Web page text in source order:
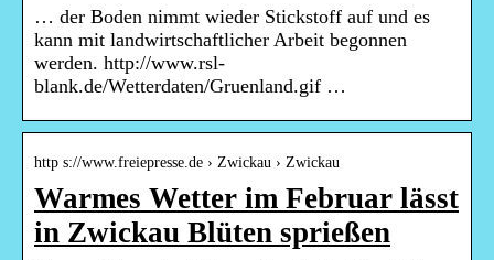
… der Boden nimmt wieder Stickstoff auf und es
kann mit landwirtschaftlicher Arbeit begonnen
werden. http://www.rsl-
blank.de/Wetterdaten/Gruenland.gif …
http s://www.freiepresse.de › Zwickau › Zwickau
Warmes Wetter im Februar lässt
in Zwickau Blüten sprießen